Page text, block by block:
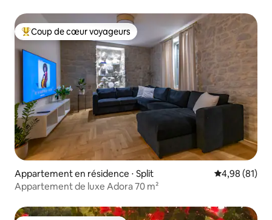
Coups de cœur voyageurs les plus appréciés
Coup de cœur voyageurs
Appartement en résidence ⋅ Split Évaluation
4,98 (81)
Appartement de luxe Adora 70 m²